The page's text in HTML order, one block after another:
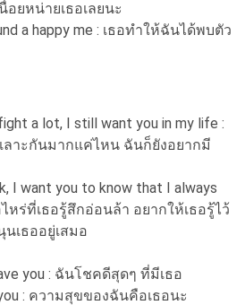
อยหน่ายเธอเลยนะ
a happy me : เธอทำให้ฉันได้พบตัว
a lot, I still want you in my life :
ลาะกันมากแค่ไหน ฉันก็ยังอยากมี
I want you to know that I always
ไหร่ที่เธอรู้สึกอ่อนล้า อยากให้เธอรู้ไว้
เธออยู่เสมอ
you : ฉันโชคดีสุดๆ ที่มีเธอ
: ความสุขของฉันคือเธอนะ